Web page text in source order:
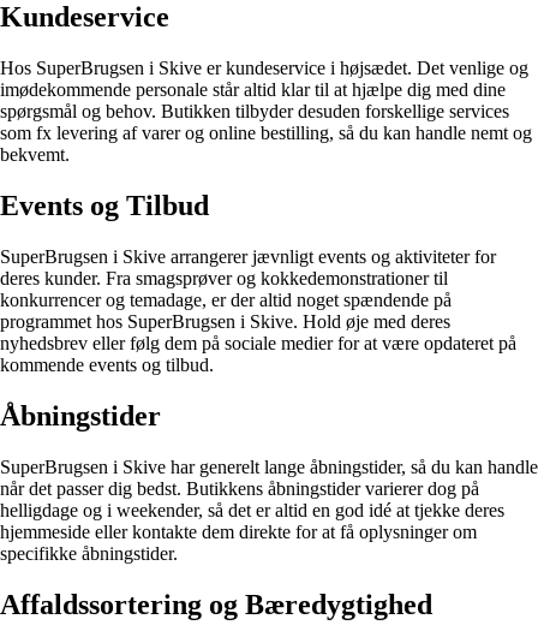
Kundeservice
Hos SuperBrugsen i Skive er kundeservice i højsædet. Det venlige og
imødekommende personale står altid klar til at hjælpe dig med dine
spørgsmål og behov. Butikken tilbyder desuden forskellige services
som fx levering af varer og online bestilling, så du kan handle nemt og
bekvemt.
Events og Tilbud
SuperBrugsen i Skive arrangerer jævnligt events og aktiviteter for
deres kunder. Fra smagsprøver og kokkedemonstrationer til
konkurrencer og temadage, er der altid noget spændende på
programmet hos SuperBrugsen i Skive. Hold øje med deres
nyhedsbrev eller følg dem på sociale medier for at være opdateret på
kommende events og tilbud.
Åbningstider
SuperBrugsen i Skive har generelt lange åbningstider, så du kan handle
når det passer dig bedst. Butikkens åbningstider varierer dog på
helligdage og i weekender, så det er altid en god idé at tjekke deres
hjemmeside eller kontakte dem direkte for at få oplysninger om
specifikke åbningstider.
Affaldssortering og Bæredygtighed